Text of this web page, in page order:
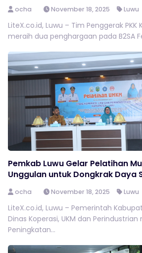
ocha November 18, 2025 Luwu
LiteX.co.id, Luwu – Tim Penggerak PKK
meraih dua penghargaan pada B2SA
Pemkab Luwu Gelar Pelatihan
Unggulan untuk Dongkrak Daya
ocha November 18, 2025 Luwu
LiteX.co.id, Luwu – Pemerintah
Dinas Koperasi, UKM dan
Peningkatan...